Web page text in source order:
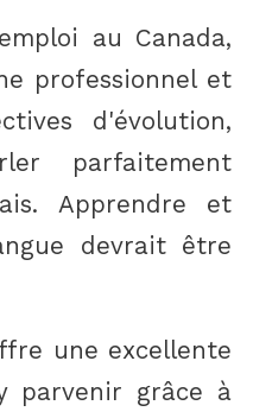
au Canada,
professionnel et
d'évolution,
parfaitement
Apprendre et
devrait être
une excellente
parvenir grâce à